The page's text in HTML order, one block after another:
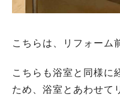
こちらは、リフォーム
こちらも浴室と同様に
ため、浴室とあわせて